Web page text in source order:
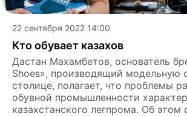
22 сентября 2022 14:00
Кто обувает казахов
Дастан Махамбетов, основатель
Shoes», производящий модельную
столице, полагает, что проблемы
обувной промышленности
казахстанского легпрома. Об этом